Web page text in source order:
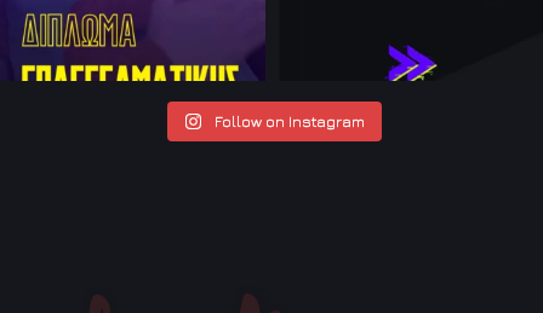
Follow on Instagram